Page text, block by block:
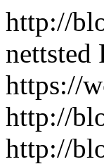
http://
nettsted
https://
http://
http://